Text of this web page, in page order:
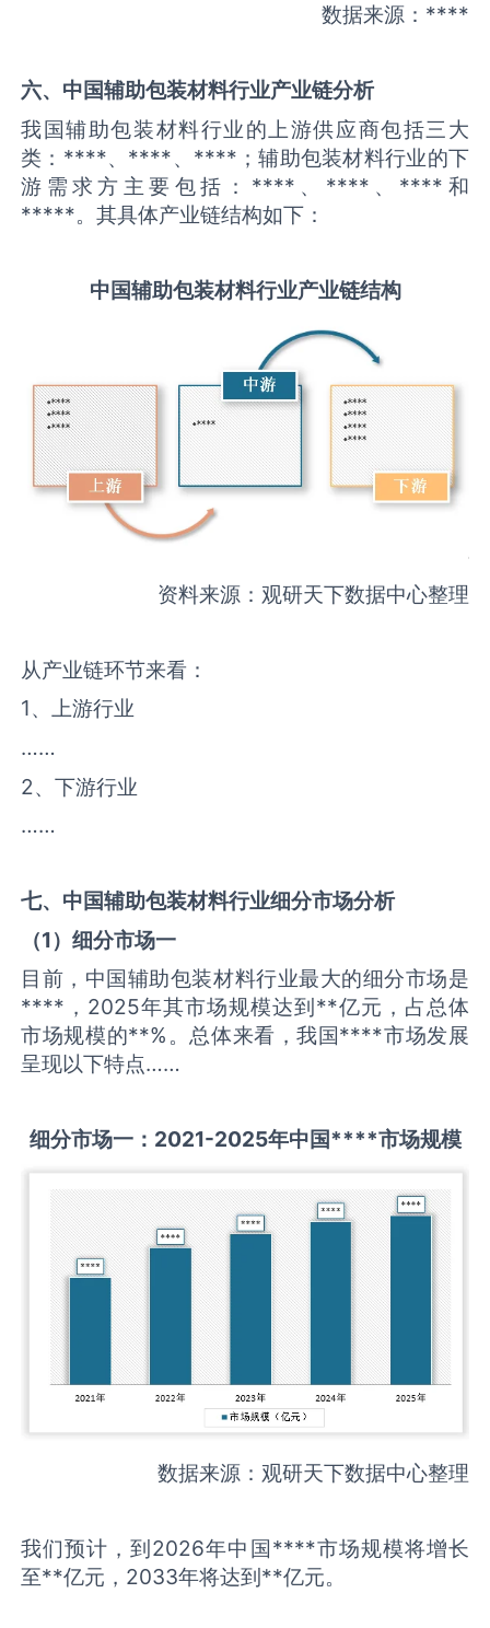
数据来源：****
六、中国辅助包装材料行业产业链分析
我国辅助包装材料行业的上游供应商包括三大
类：****、****、****；辅助包装材料行业的下
游需求方主要包括：****、****、****和
*****。其具体产业链结构如下：
中国辅助包装材料行业产业链结构
资料来源：观研天下数据中心整理
从产业链环节来看：
1、上游行业
……
2、下游行业
……
七、中国辅助包装材料行业细分市场分析
（1）细分市场一
目前，中国辅助包装材料行业最大的细分市场是
****，2025年其市场规模达到**亿元，占总体
市场规模的**%。总体来看，我国****市场发展
呈现以下特点……
细分市场一： 2021-2025年中国****市场规模
数据来源：观研天下数据中心整理
我们预计，到2026年中国****市场规模将增长
至**亿元，2033年将达到**亿元。